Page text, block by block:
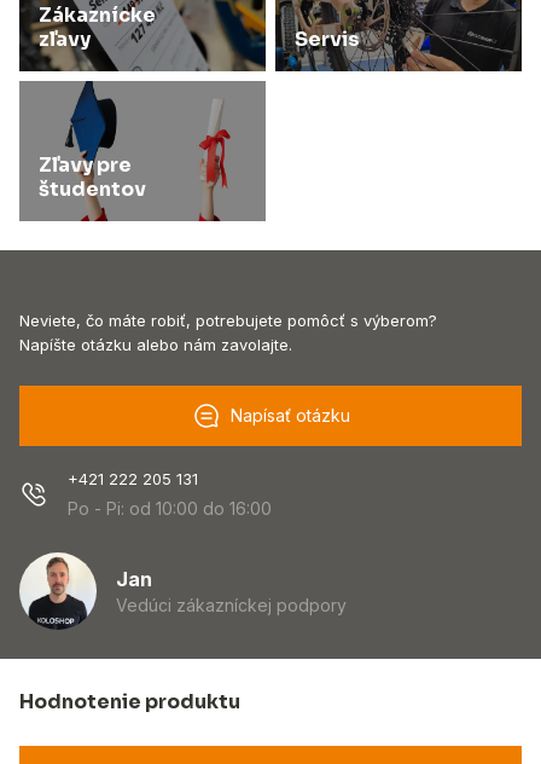
Zákaznícke
zľavy
Servis
Zľavy pre
študentov
Neviete, čo máte robiť, potrebujete pomôcť s výberom?
Napíšte otázku alebo nám zavolajte.
Napísať otázku
+421 222 205 131
Po - Pi: od 10:00 do 16:00
Jan
Vedúci zákazníckej podpory
Hodnotenie produktu